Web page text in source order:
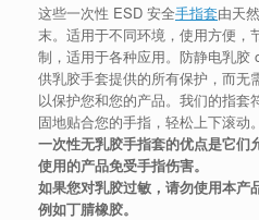
这些一次性 ESD 安全手指套由天
末。适用于不同环境，使用方便，
制，适用于各种应用。防静电乳胶
供乳胶手套提供的所有保护，而无
以保护您和您的产品。我们的指套
固地贴合您的手指，轻松上下滚动。
一次性无乳胶手指套的优点是它们
使用的产品免受手指伤害。
如果您对乳胶过敏，请勿使用本产
例如丁腈橡胶。